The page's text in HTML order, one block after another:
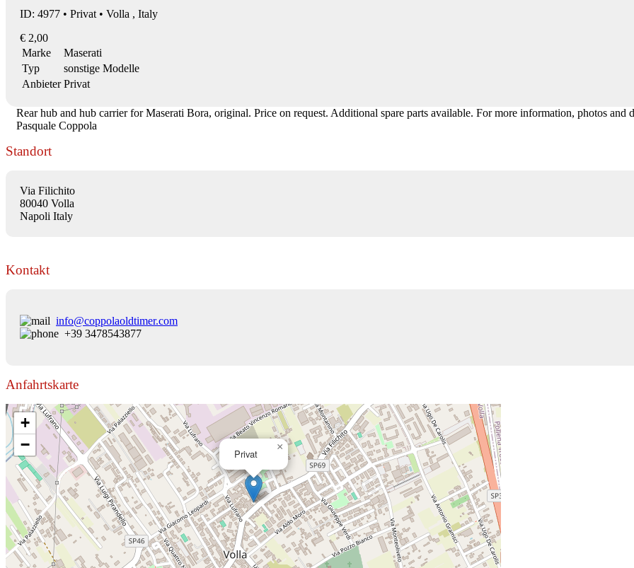
ID: 4977 • Privat • Volla , Italy
€ 2,00
Marke
Maserati
Typ
sonstige Modelle
Anbieter Privat
Rear hub and hub carrier for Maserati Bora, original. Price on request. Additional spare parts available. For more information, photos and
Pasquale Coppola
Standort
Via Filichito
80040 Volla
Napoli Italy
Kontakt
info@coppolaoldtimer.com
+39 3478543877
Anfahrtskarte
Privat
×
+
−